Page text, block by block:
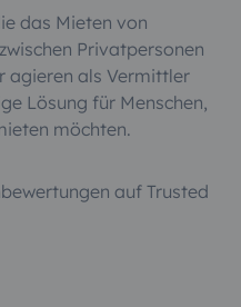
das Mieten von
Privatpersonen
agieren als Vermittler
Lösung für Menschen,
möchten.
auf Trusted